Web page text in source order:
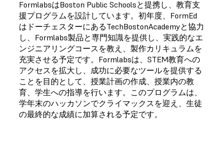
FormlabsはBoston Public Schoolsと提携し、教育支
援プログラムを設計しています。初年度、FormEd
はドーチェスターにあるTechBostonAcademyと協力
し、Formlabs製品と専門知識を提供し、実践的なエ
ンジニアリングコースを教え、製作カリキュラムを
充実させる予定です。Formlabsは、STEM教育への
アクセスを拡大し、成功に必要なツールを提供する
ことを目的として、授業計画の作成、授業内の教
育、学生への指導を行います。このプログラムは、
学年末のハッカソンでクライマックスを迎え、生徒
の最終的な成績に加算される予定です。